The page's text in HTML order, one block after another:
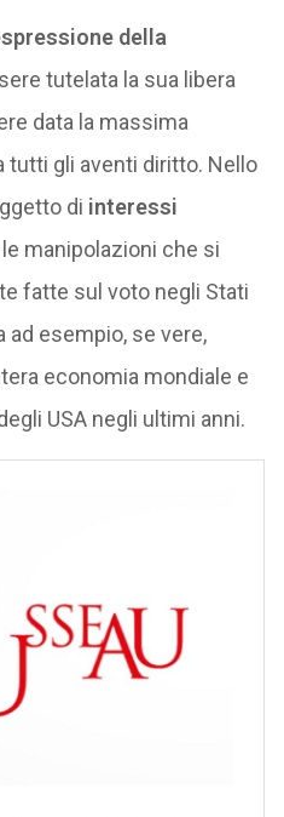
della
tutelata la sua libera
data la massima
tutti gli aventi diritto. Nello
di interessi
manipolazioni che si
fatte sul voto negli Stati
ad esempio, se vere,
economia mondiale e
USA negli ultimi anni.